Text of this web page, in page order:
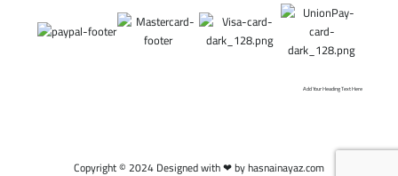
Add Your Heading Text Here
Copyright © 2024 Designed with ❤ by hasnainayaz.com